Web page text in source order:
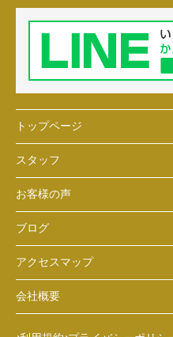
トップページ
スタッフ
お客様の声
ブログ
アクセスマップ
会社概要